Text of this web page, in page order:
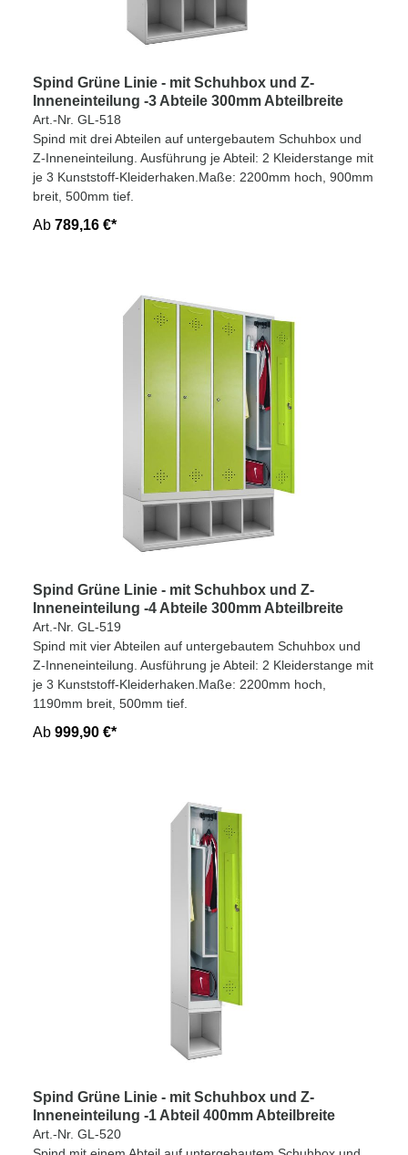
Spind Grüne Linie - mit Schuhbox und Z-
Inneneinteilung -3 Abteile 300mm Abteilbreite
Art.-Nr. GL-518
Spind mit drei Abteilen auf untergebautem Schuhbox und
Z-Inneneinteilung. Ausführung je Abteil: 2 Kleiderstange mit
je 3 Kunststoff-Kleiderhaken.Maße: 2200mm hoch, 900mm
breit, 500mm tief.
Ab 789,16 €*
Spind Grüne Linie - mit Schuhbox und Z-
Inneneinteilung -4 Abteile 300mm Abteilbreite
Art.-Nr. GL-519
Spind mit vier Abteilen auf untergebautem Schuhbox und
Z-Inneneinteilung. Ausführung je Abteil: 2 Kleiderstange mit
je 3 Kunststoff-Kleiderhaken.Maße: 2200mm hoch,
1190mm breit, 500mm tief.
Ab 999,90 €*
Spind Grüne Linie - mit Schuhbox und Z-
Inneneinteilung -1 Abteil 400mm Abteilbreite
Art.-Nr. GL-520